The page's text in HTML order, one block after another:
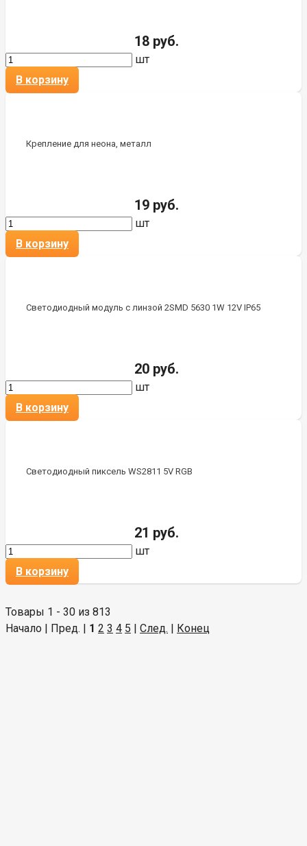
18 руб.
шт
В корзину
Крепление для неона, металл
19 руб.
шт
В корзину
Светодиодный модуль с линзой 2SMD 5630 1W 12V IP65
20 руб.
шт
В корзину
Светодиодный пиксель WS2811 5V RGB
21 руб.
шт
В корзину
Товары 1 - 30 из 813
Начало | Пред. | 1 2 3 4 5 | След. | Конец